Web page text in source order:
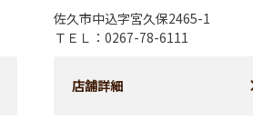
佐久市中込字宮久保2465-1
ＴＥＬ：0267-78-6111
店舗詳細